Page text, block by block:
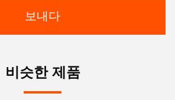
보내다
비슷한 제품